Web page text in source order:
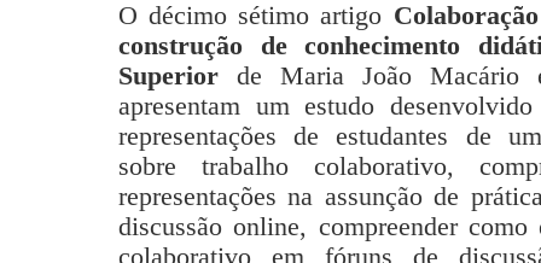
O décimo sétimo artigo
construção de conhecimento
Superior de Maria João Macário
apresentam um estudo
representações de estudantes de
sobre trabalho colaborativo,
representações na assunção de
discussão online, compreender
colaborativo em fóruns de